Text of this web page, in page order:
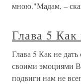
мною."Мадам, –
Глава 5 Как
Глава 5 Как не
своими эмоциями
подвиги нам не